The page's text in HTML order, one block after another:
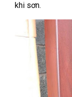
khi sơn.